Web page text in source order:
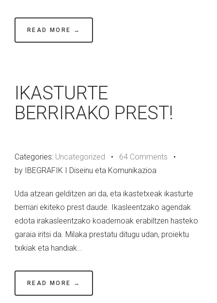
READ MORE →
IKASTURTE
BERRIRAKO PREST!
Categories: Uncategorized • 64 Comments •
by IBEGRAFIK I Diseinu eta Komunikazioa
Uda atzean gelditzen ari da, eta ikastetxeak ikasturte
berriari ekiteko prest daude. Ikasleentzako agendak
edota irakasleentzako koadernoak erabiltzen hasteko
garaia iritsi da. Milaka prestatu ditugu udan, proiektu
txikiak eta handiak…
READ MORE →